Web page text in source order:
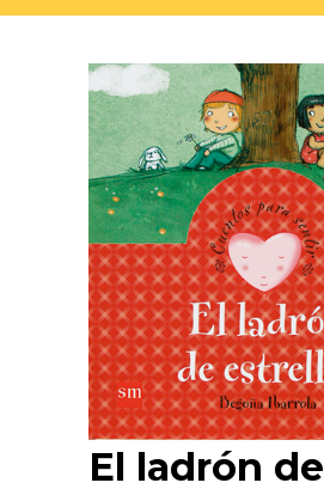
El ladrón de